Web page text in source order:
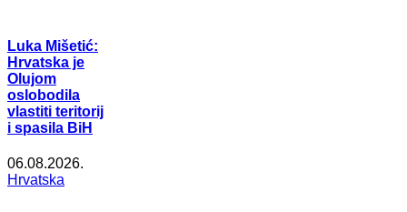
Luka Mišetić:
Hrvatska je
Olujom
oslobodila
vlastiti teritorij
i spasila BiH
06.08.2026.
Hrvatska